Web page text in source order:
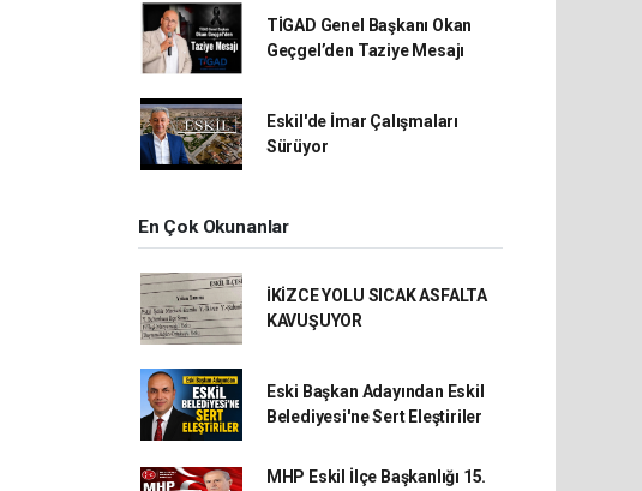
TİGAD Genel Başkanı Okan
Geçgel’den Taziye Mesajı
Eskil'de İmar Çalışmaları
Sürüyor
En Çok Okunanlar
İKİZCE YOLU SICAK ASFALTA
KAVUŞUYOR
Eski Başkan Adayından Eskil
Belediyesi'ne Sert Eleştiriler
MHP Eskil İlçe Başkanlığı 15.